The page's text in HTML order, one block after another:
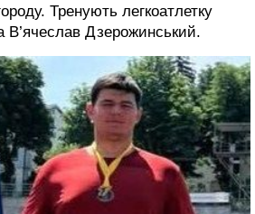
Тренують легкоатлетку
В’ячеслав Дзерожинський.